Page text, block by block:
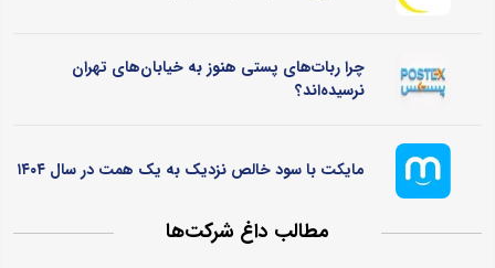
چرا ربات‌های پستی هنوز به خیابان‌های تهران
نرسیده‌اند؟
مایکت با سود خالص نزدیک به یک همت در سال ۱۴۰۴
مطالب داغ شرکت‌ها